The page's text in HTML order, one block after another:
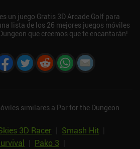
un juego Gratis 3D Arcade Golf para
lista de los 26 mejores juegos móviles
que creemos que te encantarán!
similares a Par for the Dungeon
3D Racer Smash Hit
Pako 3